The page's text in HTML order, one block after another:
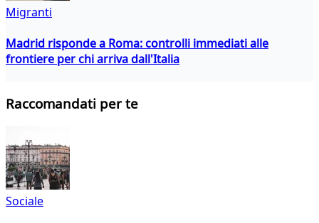
Migranti
Madrid risponde a Roma: controlli immediati alle
frontiere per chi arriva dall'Italia
Raccomandati per te
Sociale